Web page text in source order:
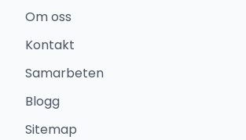
Om oss
Kontakt
Samarbeten
Blogg
Sitemap